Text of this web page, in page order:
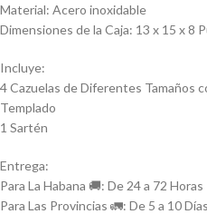
Material: Acero inoxidable
Dimensiones de la Caja: 13 x 15 x 8
Incluye:
4 Cazuelas de Diferentes Tamaños
Templado
1 Sartén
Entrega:
Para La Habana 🚚: De 24 a 72 Horas
Para Las Provincias 🚛: De 5 a 10